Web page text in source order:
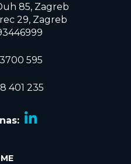
85, Zagreb
29, Zagreb
595
401 235